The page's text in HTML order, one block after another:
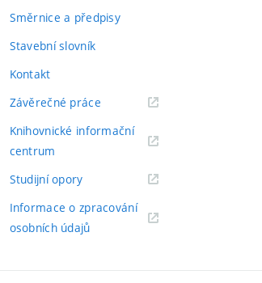
Směrnice a předpisy
Stavební slovník
Kontakt
Závěrečné práce(externí
Knihovnické informační
centrum
Studijní opory(externí
Informace o zpracování
osobních údajů(externí